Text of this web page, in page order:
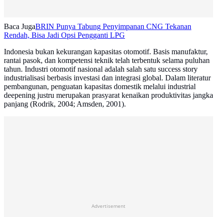
Baca JugaBRIN Punya Tabung Penyimpanan CNG Tekanan
Rendah, Bisa Jadi Opsi Pengganti LPG
Indonesia bukan kekurangan kapasitas otomotif. Basis manufaktur,
rantai pasok, dan kompetensi teknik telah terbentuk selama puluhan
tahun. Industri otomotif nasional adalah salah satu success story
industrialisasi berbasis investasi dan integrasi global. Dalam literatur
pembangunan, penguatan kapasitas domestik melalui industrial
deepening justru merupakan prasyarat kenaikan produktivitas jangka
panjang (Rodrik, 2004; Amsden, 2001).
Advertisement